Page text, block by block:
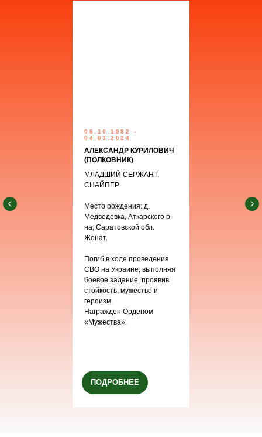
06.10.1982 -
04.03.2024
АЛЕКСАНДР КУРИЛОВИЧ
(ПОЛКОВНИК)
МЛАДШИЙ СЕРЖАНТ,
СНАЙПЕР
Место рождения: д.
Медведевка, Аткарского р-
на, Саратовской обл.
Женат.
Погиб в ходе проведения
СВО на Украине, выполняя
боевое задание, проявив
стойкость, мужество и
героизм.
Награжден Орденом
«Мужества».
ПОДРОБНЕЕ